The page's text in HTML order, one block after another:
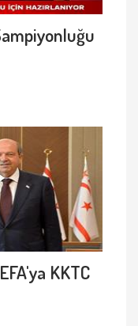
KKTC